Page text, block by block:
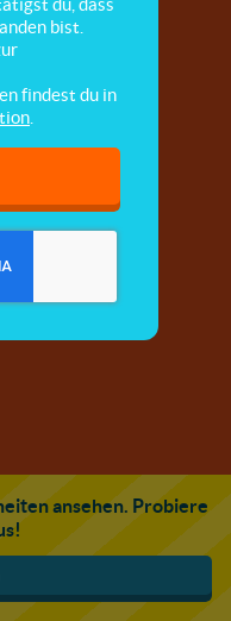
ansehen. Probiere
du, dass
bist.
findest du in